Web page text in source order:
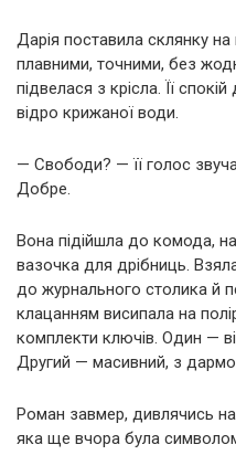
Дарія поставила склянку на
плавними, точними, без
підвелася з крісла. Її
відро крижаної води.
— Свободи? — її голос
Добре.
Вона підійшла до комода,
вазочка для дрібниць.
до журнального столика й
клацанням висипала на
комплекти ключів. Один —
Другий — масивний, з
Роман завмер, дивлячись
яка ще вчора була символом